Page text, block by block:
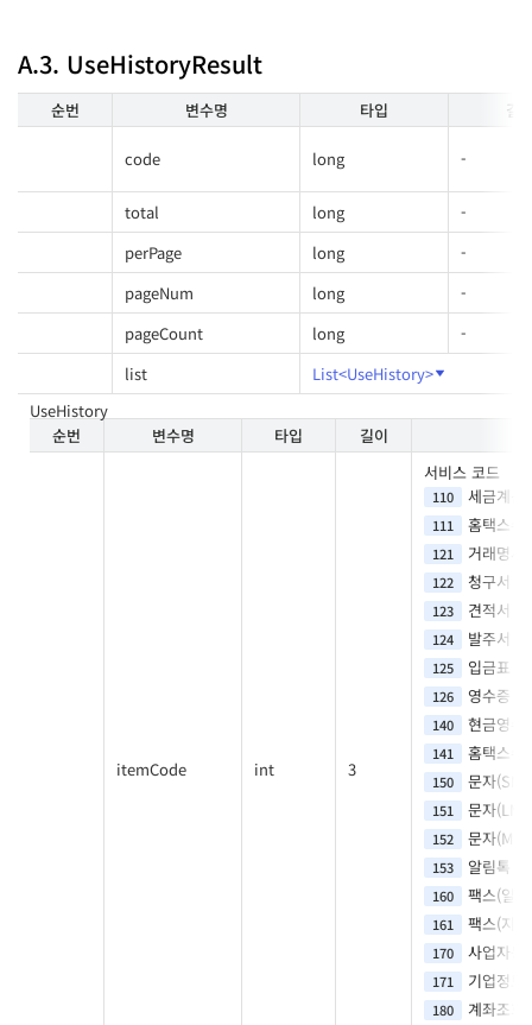
A.3. UseHistoryResult
순번 변수명 타입 길
code long -
total long
-
perPage
long
-
pageNum
long
-
pageCount
long
-
list
List<UseHistory>
UseHistory
순번
변수명 타입 길이
itemCode int 3
서비스 코드
110 세금계산
111 홈택스수
121 거래명세
122 청구서
123 견적서
124 발주서
125 입금표
126 영수증
140 현금영수
141 홈택스수
150 문자
151 문자
152 문자
153 알림톡
160 팩스(일
161 팩스(지
170 사업자등
171 기업정보
180 계좌조회